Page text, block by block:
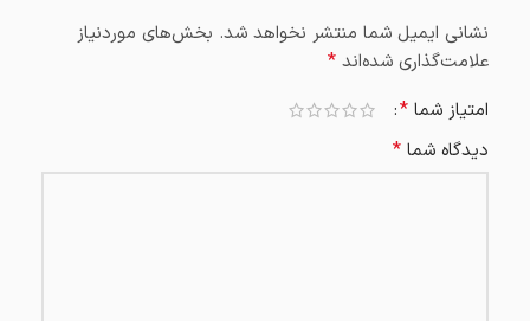
نشانی ایمیل شما منتشر نخواهد شد. بخش‌های موردنیاز
علامت‌گذاری شده‌اند *
امتیاز شما *
دیدگاه شما *